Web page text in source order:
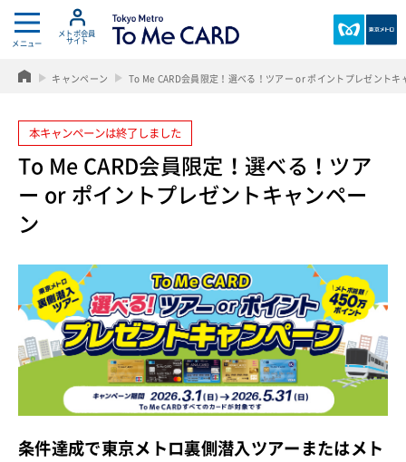
o
o
e
M
e
C
A
R
D
京
メニュー
メトポ会員
サイト
キャンペーン To Me CARD会員限定！選べる！ツアー or ポイントプレゼントキ
本キャンペーンは終了しました
To Me CARD会員限定！選べる！ツア
ー or ポイントプレゼントキャンペー
ン
条件達成で東京メトロ裏側潜入ツアーまたはメト